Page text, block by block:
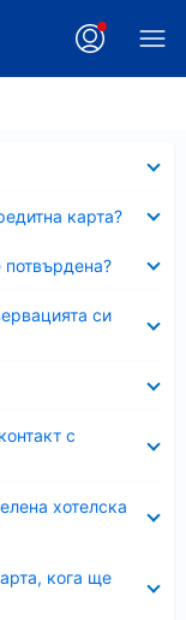
карта?
си
с
хотелска
кога ще